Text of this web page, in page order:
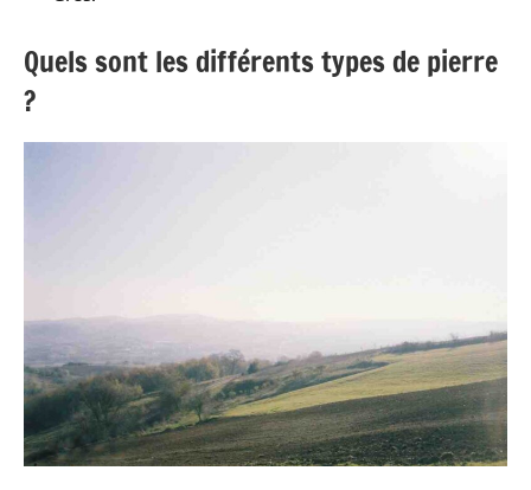
Quels sont les différents types de pierre
?